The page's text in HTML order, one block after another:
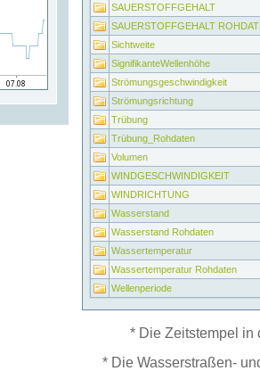
SAUERSTOFFGEHALT
SAUERSTOFFGEHALT
Sichtweite
SignifikanteWellenhöhe
Strömungsgeschwindigkeit
Strömungsrichtung
Trübung
Trübung_Rohdaten
Volumen
WINDGESCHWINDIGKEIT
WINDRICHTUNG
Wasserstand
Wasserstand Rohdaten
Wassertemperatur
Wassertemperatur Rohdaten
Wellenperiode
* Die Zeitstempel in
* Die Wasserstraßen-